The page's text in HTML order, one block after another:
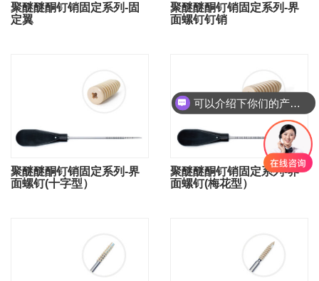
聚醚醚酮钉销固定系列-固
定翼
聚醚醚酮钉销固定系列-界
面螺钉钉销
聚醚醚酮钉销固定系列-界
面螺钉(十字型）
聚醚醚酮钉销固定系列-界
面螺钉(梅花型）
可以介绍下你们的产品么